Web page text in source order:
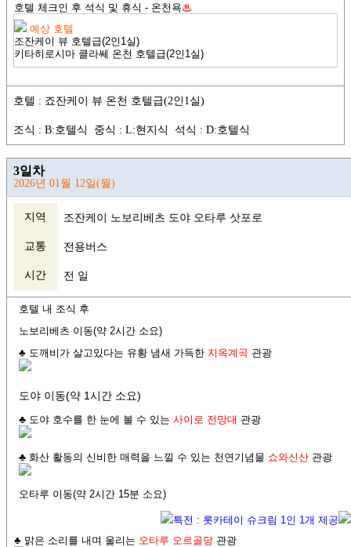
호텔 체크인 후 석식 및 휴식 - 온천욕♨
예상 호텔
조잔케이 뷰 호텔급(2인1실)
키타히로시마 클라쎄 온천 호텔급(2인1실)
호텔 : 죠잔케이 뷰 온천 호텔급(2인1실)
조식 : B:호텔식 중식 : L:현지식 석식 : D:호텔식
3일차
2026년 01월 12일(월)
지역 조잔케이 노보리베츠 도야 오타루 삿포로
교통 전용버스
시간 전 일
호텔 내 조식 후
노보리베츠 이동(약 2시간 소요)
♣ 도깨비가 살고있다는 유황 냄새 가득한 지옥계곡 관광
도야 이동(약 1시간 소요)
♣ 도야 호수를 한 눈에 볼 수 있는 사이로 전망대 관광
♣ 화산 활동의 신비한 매력을 느낄 수 있는 천연기념물 쇼와신산관광
오타루 이동(약 2시간 15분 소요)
특전 : 롯카테이 슈크림 1인 1개 제공
♣ 맑은 소리를 내며 울리는 오타루 오르골당 관광